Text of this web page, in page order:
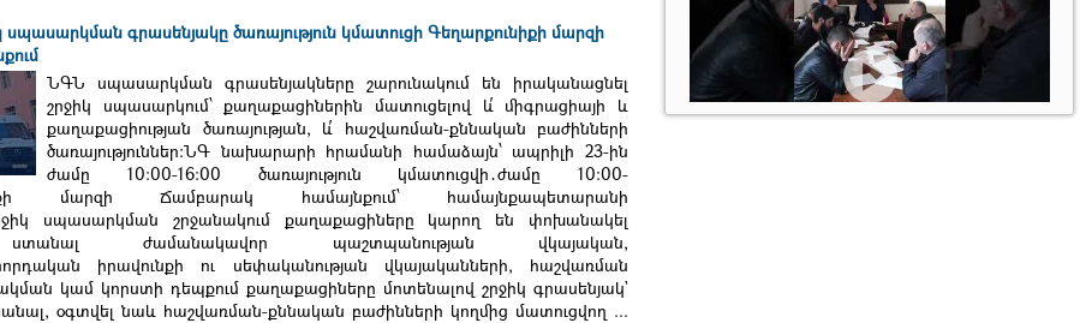
գրասենյակը ծառայություն կմատուցի Գեղարքունիքի մարզի
ՆԳՆ սպասարկման գրասենյակները շարունակում են իրականացնել
շրջիկ սպասարկում՝ քաղաքացիներին մատուցելով և՛ միգրացիայի և
քաղաքացիության ծառայության, և՛ հաշվառման-քննական բաժինների
ծառայություններ։ՆԳ նախարարի հրամանի համաձայն՝ ապրիլի 23-ին
ժամը 10:00-16:00 ծառայություն կմատուցվի․ժամը 10։00-
մարզի Ճամբարակ համայնքում՝ համայնքապետարանի
սպասարկման շրջանակում քաղաքացիները կարող են փոխանակել
ժամանակավոր պաշտպանության վկայական,
իրավունքի ու սեփականության վկայականների, հաշվառման
կամ կորստի դեպքում քաղաքացիները մոտենալով շրջիկ գրասենյակ`
օգտվել նաև հաշվառման-քննական բաժինների կողմից մատուցվող ...